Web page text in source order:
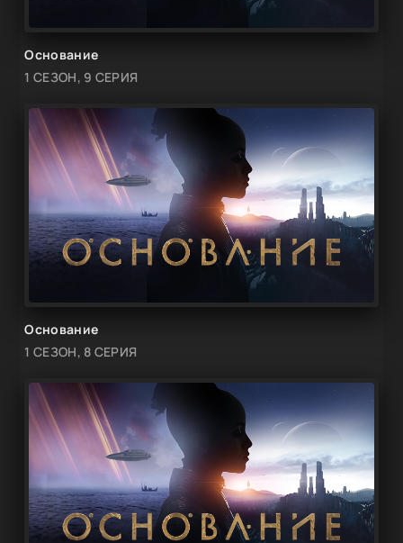
Основание
1 СЕЗОН, 9 СЕРИЯ
Основание
1 СЕЗОН, 8 СЕРИЯ